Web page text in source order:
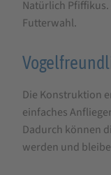
Natürlich
Futterwahl.
Die Konstruktion
einfaches
Dadurch können
werden und